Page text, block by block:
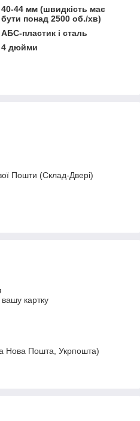
40-44 мм (швидкість має
бути понад 2500 об./хв)
АБС-пластик і сталь
4 дюйми
Пошти (Склад-Двері)
картку
Нова Пошта, Укрпошта)